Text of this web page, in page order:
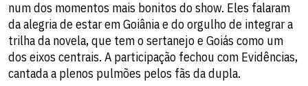
num dos momentos mais bonitos do show. Eles falaram
da alegria de estar em Goiânia e do orgulho de integrar a
trilha da novela, que tem o sertanejo e Goiás como um
dos eixos centrais. A participação fechou com Evidências,
cantada a plenos pulmões pelos fãs da dupla.